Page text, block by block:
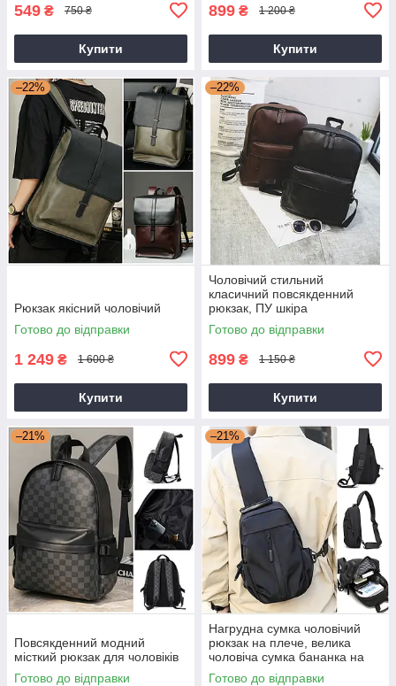
549 ₴ 750 ₴
Купити
899 ₴ 1 200 ₴
Купити
–22%
Рюкзак якісний чоловічий
Готово до відправки
1 249 ₴ 1 600 ₴
Купити
–22%
Чоловічий стильний
класичний повсякденний
рюкзак, ПУ шкіра
Готово до відправки
899 ₴ 1 150 ₴
Купити
–21%
Повсякденний модний
місткий рюкзак для чоловіків
Готово до відправки
–21%
Нагрудна сумка чоловічий
рюкзак на плече, велика
чоловіча сумка бананка на
груди
Готово до відправки